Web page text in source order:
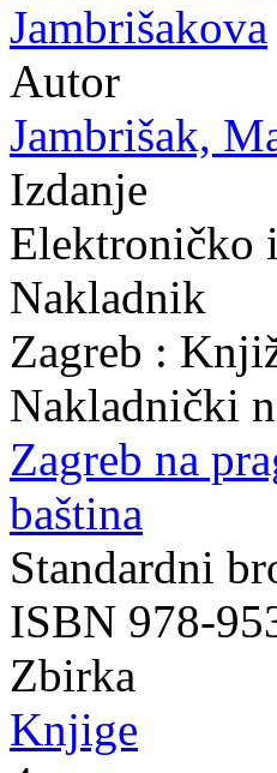
Jambrišakova
Autor
Jambrišak,
Izdanje
Elektroničko
Nakladnik
Zagreb :
Nakladnički
Zagreb na
baština
Standardni
ISBN 978-
Zbirka
Knjige